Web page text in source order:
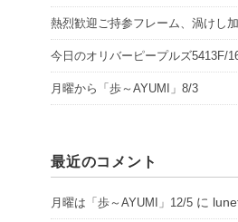
熱烈歓迎ご持参フレーム、渦けし
今日のオリバーピープルズ5413F/
月曜から「歩～AYUMI」8/3
最近のコメント
月曜は「歩～AYUMI」12/5 に